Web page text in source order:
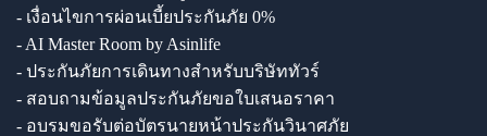
- เงื่อนไขการผ่อนเบี้ยประกันภัย 0%
- AI Master Room by Asinlife
- ประกันภัยการเดินทางสำหรับบริษัททัวร์
- สอบถามข้อมูลประกันภัยขอใบเสนอราคา
- อบรมขอรับต่อบัตรนายหน้าประกันวินาศภัย